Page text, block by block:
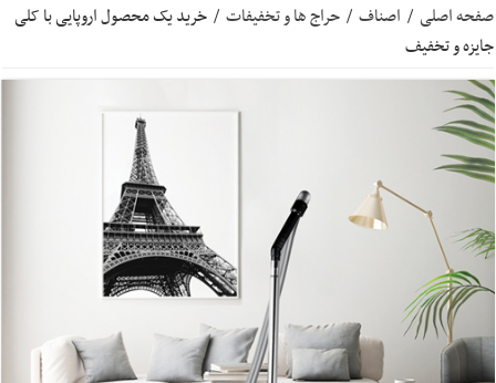
صفحه اصلی / اصناف / حراج ها و تخفیفات / خرید یک محصول اروپایی با کلی
جایزه و تخفیف